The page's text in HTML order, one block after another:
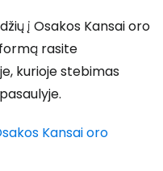
į Osakos Kansai oro
rasite
kurioje stebimas
Kansai oro